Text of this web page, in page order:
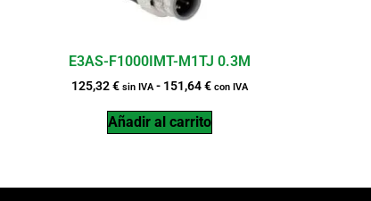
E3AS-F1000IMT-M1TJ 0.3M
125,32€ sin IVA - 151,64€ con IVA
Añadir al carrito